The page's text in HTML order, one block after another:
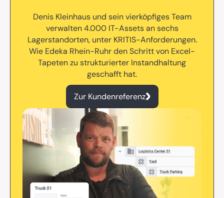
Denis Kleinhaus und sein vierköpfiges Team
verwalten 4.000 IT-Assets an sechs
Lagerstandorten, unter KRITIS-Anforderungen.
Wie Edeka Rhein-Ruhr den Schritt von Excel-
Tapeten zu strukturierter Instandhaltung
geschafft hat.
Zur Kundenreferenz